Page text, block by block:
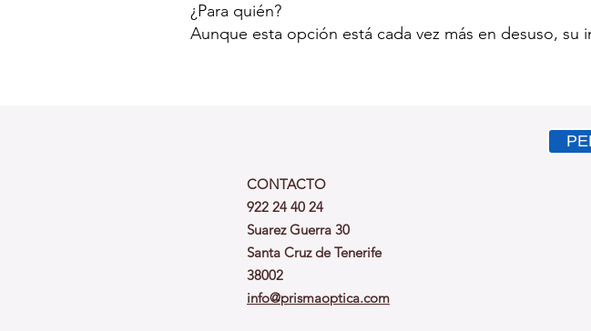
¿Para quién?
Aunque esta opción está cada vez más en desuso, su
CONTACTO
922 24 40 24
Suarez Guerra 30
Santa Cruz de Tenerife
38002
info@prismaoptica.com